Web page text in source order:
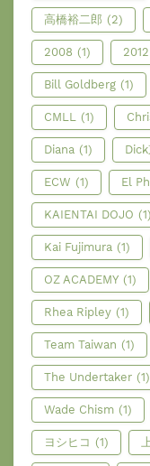
高橋裕二郎 (2)
2008 (1) 2012
Bill Goldberg (1)
CMLL (1)
Diana (1)
ECW (1) El
KAIENTAI DOJO (1)
Kai Fujimura (1)
OZ ACADEMY (1)
Rhea Ripley (1)
Team Taiwan (1)
The Undertaker (1)
Wade Chism (1)
ヨシヒコ (1)